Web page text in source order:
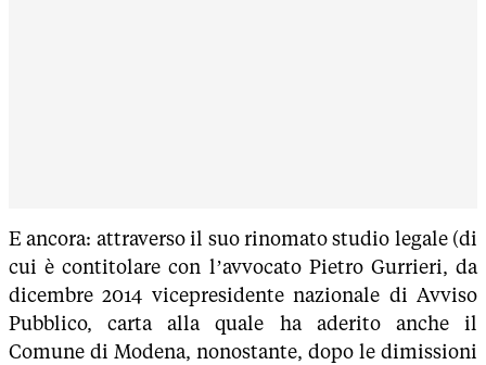
E ancora: attraverso il suo rinomato studio legale (di
cui è contitolare con l’avvocato Pietro Gurrieri, da
dicembre 2014 vicepresidente nazionale di Avviso
Pubblico, carta alla quale ha aderito anche il
Comune di Modena, nonostante, dopo le dimissioni